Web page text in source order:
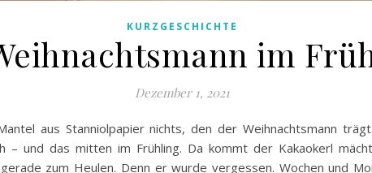
KURZGESCHICHTE
im
Dezember 1, 2021
aus Stanniolpapier nichts, den der Weihnachtsmann
– und das mitten im Frühling. Da kommt der Kakaokerl
zum Heulen. Denn er wurde vergessen. Wochen und